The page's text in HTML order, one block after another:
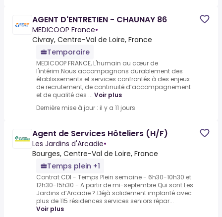
AGENT D'ENTRETIEN - CHAUNAY 86
MEDICOOP France•
Civray, Centre-Val de Loire, France
Temporaire
MEDICOOP FRANCE, L'humain au cœur de
l'intérim.Nous accompagnons durablement des
établissements et services confrontés à des enjeux
de recrutement, de continuité d’accompagnement
et de qualité des ... Voir plus
Dernière mise à jour : il y a 11 jours
Agent de Services Hôteliers (H/F)
Les Jardins d'Arcadie•
Bourges, Centre-Val de Loire, France
Temps plein +1
Contrat CDI - Temps Plein semaine - 6h30-10h30 et
12h30-15h30 - A partir de mi-septembre.Qui sont Les
Jardins d’Arcadie ?.Déjà solidement implanté avec
plus de 115 résidences services seniors répar...
Voir plus